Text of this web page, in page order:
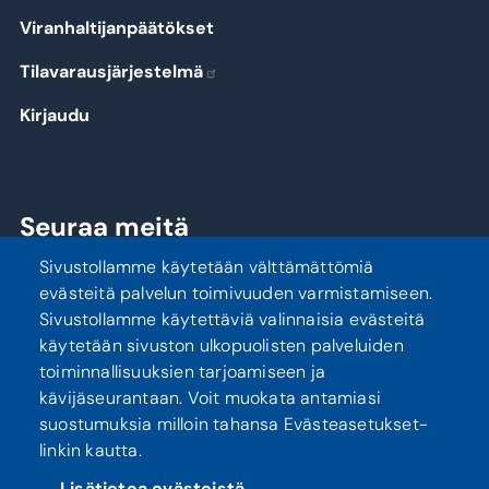
Viranhaltijanpäätökset
Tilavarausjärjestelmä
Kirjaudu
Seuraa meitä
Tietosuoja Saavutettavuusseloste
Sivustollamme käytetään välttämättömiä
evästeitä palvelun toimivuuden varmistamiseen.
Sivustollamme käytettäviä valinnaisia evästeitä
käytetään sivuston ulkopuolisten palveluiden
toiminnallisuuksien tarjoamiseen ja
kävijäseurantaan. Voit muokata antamiasi
suostumuksia milloin tahansa Evästeasetukset-
linkin kautta.